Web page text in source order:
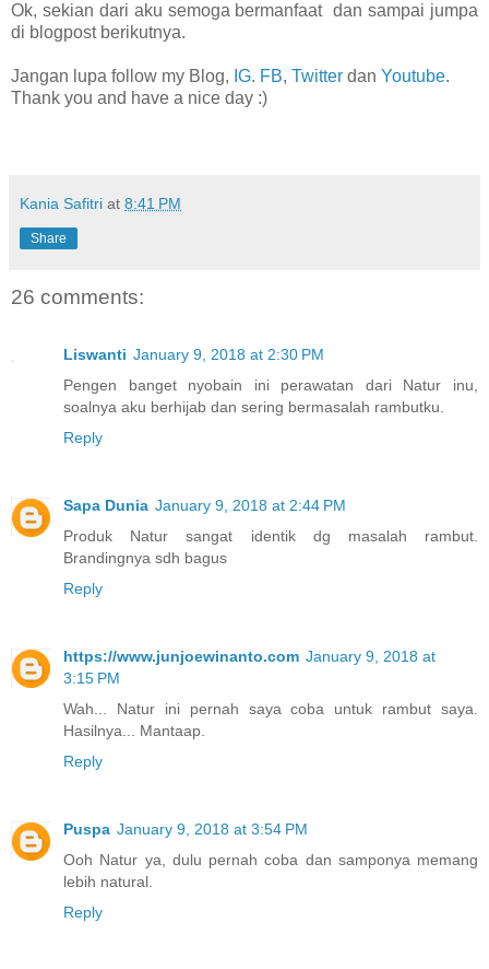
Ok, sekian dari aku semoga bermanfaat dan sampai jumpa
di blogpost berikutnya.
Jangan lupa follow my Blog, IG. FB, Twitter dan Youtube.
Thank you and have a nice day :)
Kania Safitri at 8:41 PM
Share
26 comments:
Liswanti January 9, 2018 at 2:30 PM
Pengen banget nyobain ini perawatan dari Natur inu,
soalnya aku berhijab dan sering bermasalah rambutku.
Reply
Sapa Dunia January 9, 2018 at 2:44 PM
Produk Natur sangat identik dg masalah rambut.
Brandingnya sdh bagus
Reply
https://www.junjoewinanto.com January 9, 2018 at
3:15 PM
Wah... Natur ini pernah saya coba untuk rambut saya.
Hasilnya... Mantaap.
Reply
Puspa January 9, 2018 at 3:54 PM
Ooh Natur ya, dulu pernah coba dan samponya memang
lebih natural.
Reply